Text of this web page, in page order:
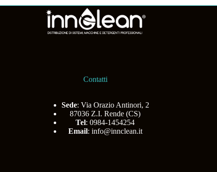
Contatti
Sede: Via Orazio Antinori, 2
87036 Z.I. Rende (CS)
Tel: 0984-1454254
Email: info@innclean.it